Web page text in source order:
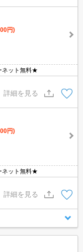
円)
ネット無料★
詳細を見る
円)
ネット無料★
詳細を見る